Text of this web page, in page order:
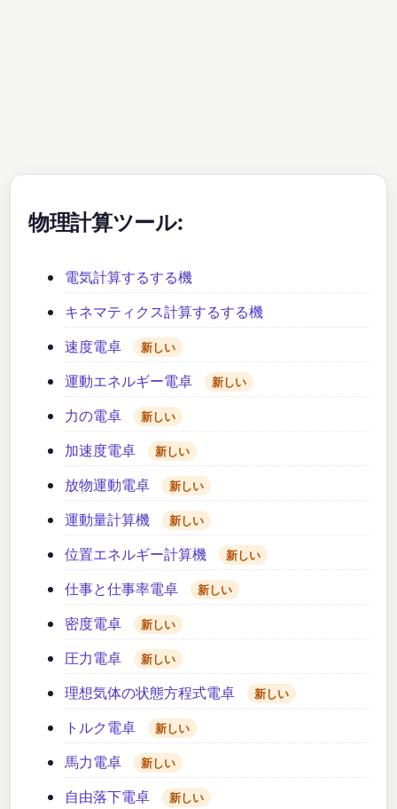
物理計算ツール:
電気計算するする機
キネマティクス計算するする機
速度電卓
新しい
運動エネルギー電卓 新しい
力の電卓 新しい
加速度電卓 新しい
放物運動電卓 新しい
運動量計算機 新しい
位置エネルギー計算機 新しい
仕事と仕事率電卓 新しい
密度電卓 新しい
圧力電卓 新しい
理想気体の状態方程式電卓 新しい
トルク電卓 新しい
馬力電卓 新しい
自由落下電卓 新しい